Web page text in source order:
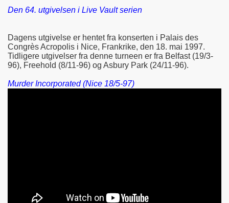
Den 64. utgivelsen i Live Vault serien
Dagens utgivelse er hentet fra konserten i Palais des
Congrès Acropolis i Nice, Frankrike, den 18. mai 1997.
Tidligere utgivelser fra denne turneen er fra Belfast (19/3-
96), Freehold (8/11-96) og Asbury Park (24/11-96).
Murder Incorporated (Nice 18/5-97)